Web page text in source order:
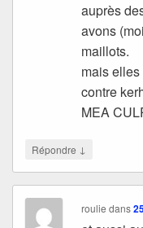
auprès
avons
maillots.
mais
contre
MEA
Répondre ↓
roulie dans